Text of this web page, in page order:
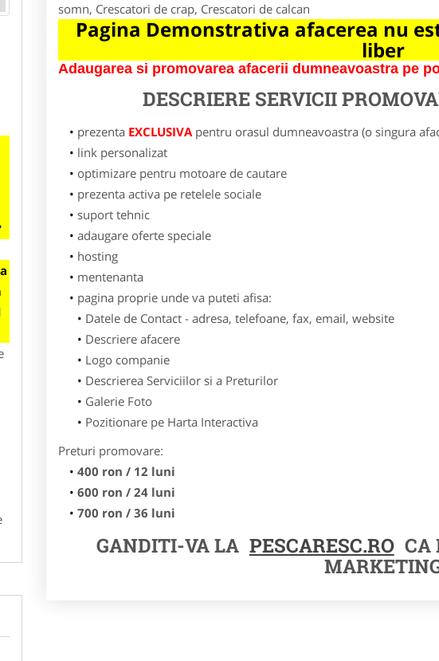
somn, Crescatori de crap, Crescatori de calcan
Pagina Demonstrativa afacerea nu
liber
Adaugarea si promovarea afacerii dumneavoastra pe
DESCRIERE SERVICII
prezenta EXCLUSIVApentru orasul dumneavoastra (o singura
link personalizat
optimizare pentru motoare de cautare
prezenta activa pe retelele sociale
suport tehnic
adaugare oferte speciale
hosting
mentenanta
pagina proprie unde va puteti afisa:
Datele de Contact - adresa, telefoane, fax, email, website
Descriere afacere
Logo companie
Descrierea Serviciilor si a Preturilor
Galerie Foto
Pozitionare pe Harta Interactiva
Preturi promovare:
400 ron / 12 luni
600 ron / 24 luni
700 ron / 36 luni
GANDITI-VA LA PESCARESC.RO CA